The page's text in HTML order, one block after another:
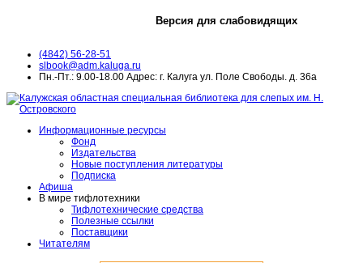
Версия для слабовидящих
(4842) 56-28-51
slbook@adm.kaluga.ru
Пн.-Пт.: 9.00-18.00 Адрес: г. Калуга ул. Поле Свободы. д. 36а
Информационные ресурсы
Фонд
Издательства
Новые поступления литературы
Подписка
Афиша
В мире тифлотехники
Тифлотехнические средства
Полезные ссылки
Поставщики
Читателям